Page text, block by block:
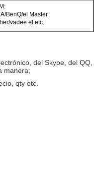
BenQ/el Master
vadee el etc.
del Skype, del QQ,
manera;
qty etc.